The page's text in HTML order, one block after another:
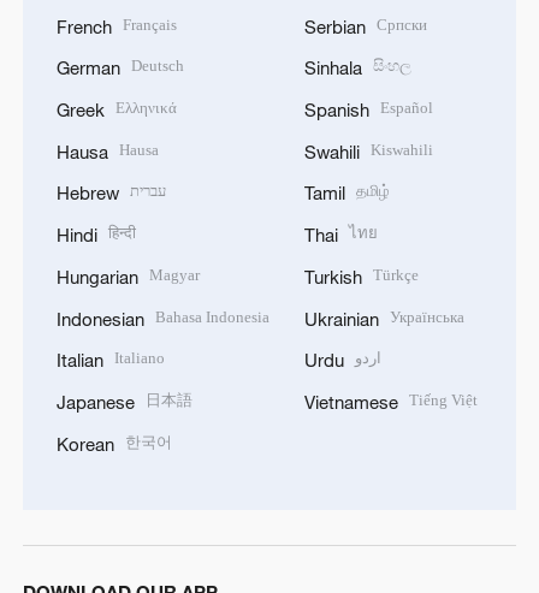
French Français
German Deutsch
Greek Ελληνικά
Hausa Hausa
Hebrew עברית
Hindi हिन्दी
Hungarian Magyar
Indonesian Bahasa Indonesia
Italian Italiano
Japanese 日本語
Korean 한국어
Serbian Српски
Sinhala සිංහල
Spanish Español
Swahili Kiswahili
Tamil தமிழ்
Thai ไทย
Turkish Türkçe
Ukrainian Українська
Urdu اردو
Vietnamese Tiếng Việt